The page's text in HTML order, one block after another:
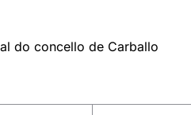
do concello de Carballo